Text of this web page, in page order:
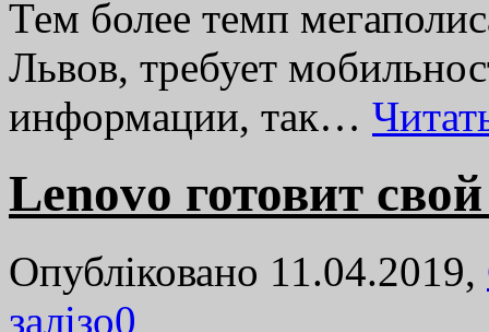
Тем более темп
Львов, требует
информации, так…
Lenovo готовит
Опубліковано 11.04.2019,
залізо0